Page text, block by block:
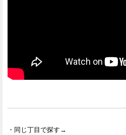
・同じ丁目で探す→